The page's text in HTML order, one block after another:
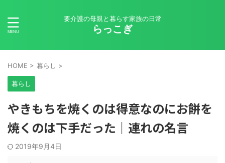
要介護の母親と暮らす家族の日常
らっこぎ
HOME > 暮らし >
暮らし
やきもちを焼くのは得意なのにお餅を
焼くのは下手だった｜連れの名言
2019年9月4日